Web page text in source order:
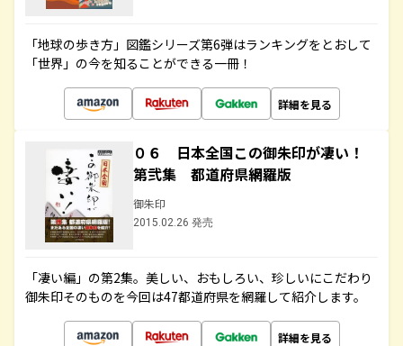
「地球の歩き方」図鑑シリーズ第6弾はランキングをとおして
「世界」の今を知ることができる一冊！
詳細を見る
０６ 日本全国この御朱印が凄い！
第弐集 都道府県網羅版
御朱印
2015.02.26 発売
「凄い編」の第2集。美しい、おもしろい、珍しいにこだわり
御朱印そのものを今回は47都道府県を網羅して紹介します。
詳細を見る